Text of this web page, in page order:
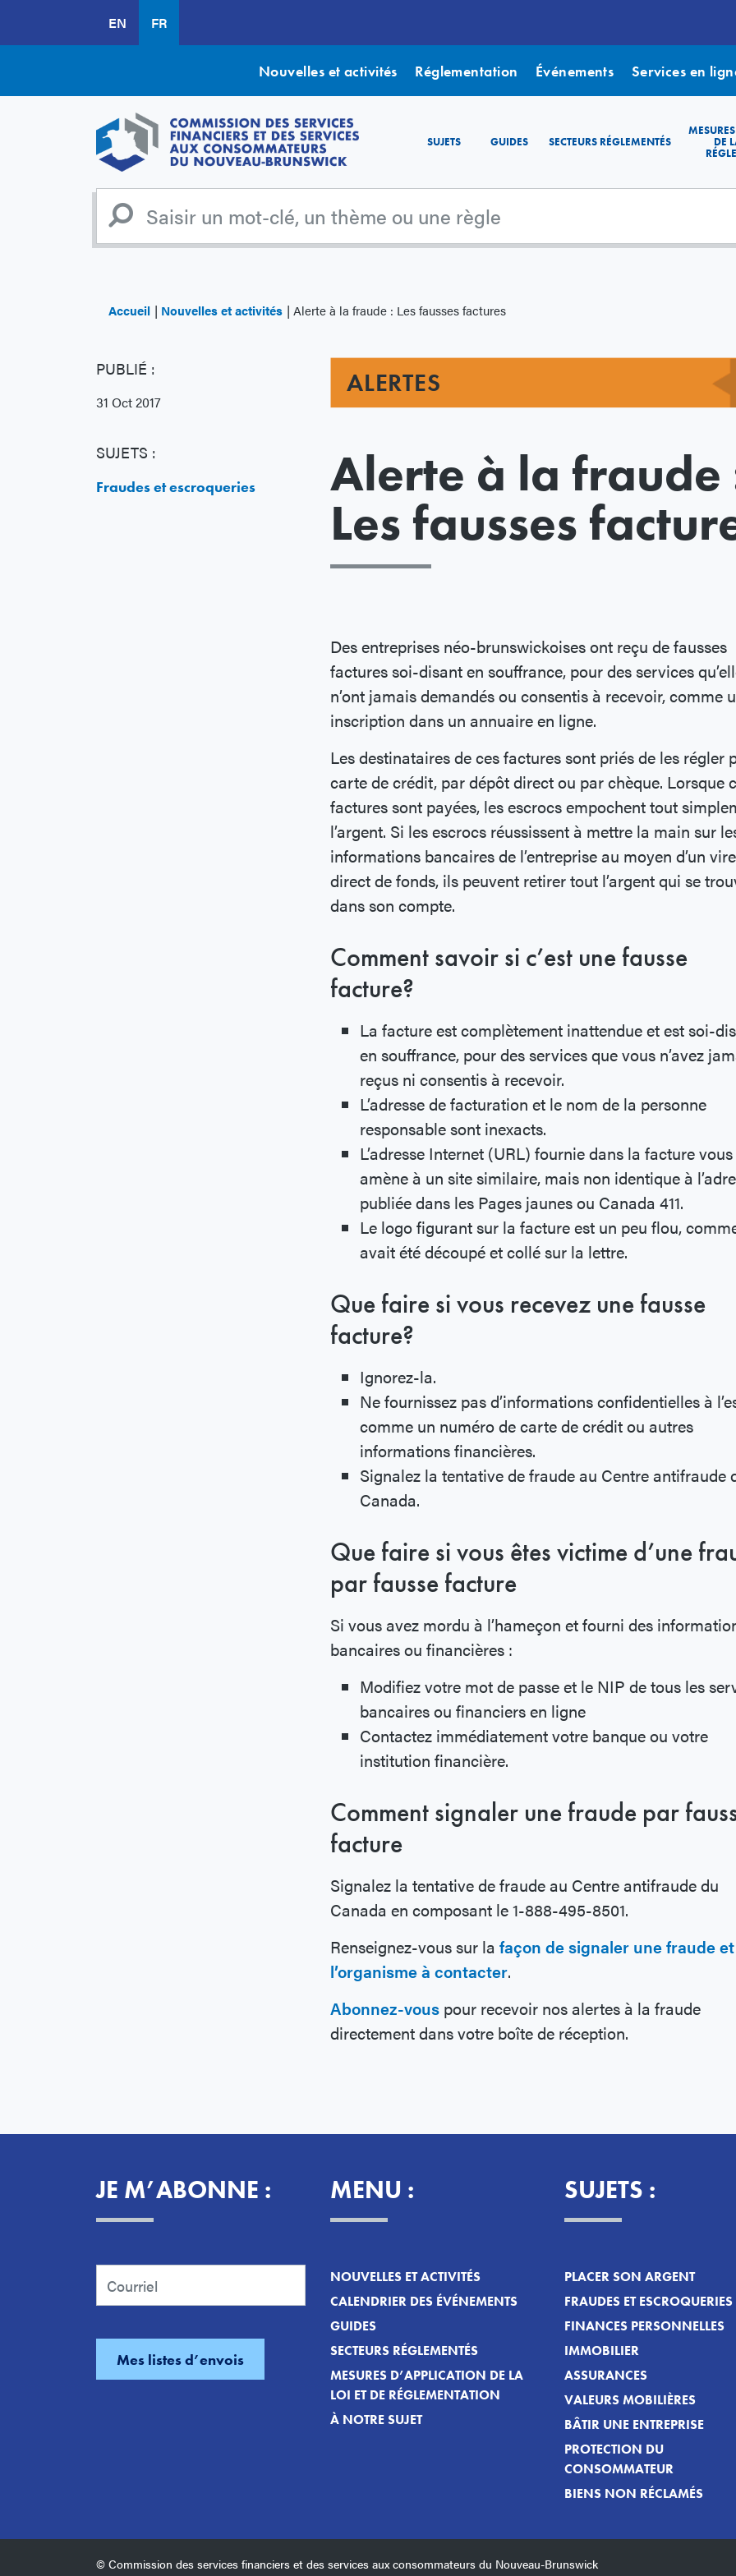
contenu
EN FR
Nouvelles et activités Réglementation Événements Services en
SUJETS GUIDES SECTEURS RÉGLEMENTÉS
DE
Accueil Nouvelles et activités Alerte à la fraude : Les fausses factures
PUBLIÉ :
31 Oct 2017
SUJETS :
Fraudes et escroqueries
ALERTES
Alerte à la fraude
Les fausses
Des entreprises néo-brunswickoises ont reçu de fausses
factures soi-disant en souffrance, pour des services
n’ont jamais demandés ou consentis à recevoir, comme
inscription dans un annuaire en ligne.
Les destinataires de ces factures sont priés de les régler
carte de crédit, par dépôt direct ou par chèque. Lorsque
factures sont payées, les escrocs empochent tout
l’argent. Si les escrocs réussissent à mettre la main sur
informations bancaires de l’entreprise au moyen d’un
direct de fonds, ils peuvent retirer tout l’argent qui se
dans son compte.
Comment savoir si c’est une fausse
facture?
La facture est complètement inattendue et est soi-
en souffrance, pour des services que vous n’avez
reçus ni consentis à recevoir.
L’adresse de facturation et le nom de la personne
responsable sont inexacts.
L’adresse Internet (URL) fournie dans la facture vous
amène à un site similaire, mais non identique à
publiée dans les Pages jaunes ou Canada 411.
Le logo figurant sur la facture est un peu flou,
avait été découpé et collé sur la lettre.
Que faire si vous recevez une fausse
facture?
Ignorez-la.
Ne fournissez pas d’informations confidentielles à
comme un numéro de carte de crédit ou autres
informations financières.
Signalez la tentative de fraude au Centre antifraude
Canada.
Que faire si vous êtes victime d’une
par fausse facture
Si vous avez mordu à l’hameçon et fourni des
bancaires ou financières :
Modifiez votre mot de passe et le NIP de tous les
bancaires ou financiers en ligne
Contactez immédiatement votre banque ou votre
institution financière.
Comment signaler une fraude par
facture
Signalez la tentative de fraude au Centre antifraude du
Canada en composant le 1-888-495-8501.
Renseignez-vous sur la façon de signaler une fraude et
l’organisme à contacter.
Abonnez-vous pour recevoir nos alertes à la fraude
directement dans votre boîte de réception.
JE M’ABONNE : MENU :
NOUVELLES ET ACTIVITÉS
CALENDRIER DES ÉVÉNEMENTS
GUIDES
SECTEURS RÉGLEMENTÉS
MESURES D’APPLICATION DE LA
LOI ET DE RÉGLEMENTATION
À NOTRE SUJET
SUJETS :
PLACER SON ARGENT
FRAUDES ET ESCROQUERIES
FINANCES PERSONNELLES
IMMOBILIER
ASSURANCES
VALEURS MOBILIÈRES
BÂTIR UNE ENTREPRISE
PROTECTION DU
CONSOMMATEUR
BIENS NON RÉCLAMÉS
© Commission des services financiers et des services aux consommateurs du Nouveau-Brunswick